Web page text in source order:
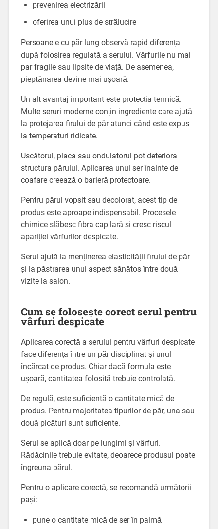
prevenirea electrizării
oferirea unui plus de strălucire
Persoanele cu păr lung observă rapid diferența
după folosirea regulată a serului. Vârfurile nu mai
par fragile sau lipsite de viață. De asemenea,
pieptănarea devine mai ușoară.
Un alt avantaj important este protecția termică.
Multe seruri moderne conțin ingrediente care ajută
la protejarea firului de păr atunci când este expus
la temperaturi ridicate.
Uscătorul, placa sau ondulatorul pot deteriora
structura părului. Aplicarea unui ser înainte de
coafare creează o barieră protectoare.
Pentru părul vopsit sau decolorat, acest tip de
produs este aproape indispensabil. Procesele
chimice slăbesc fibra capilară și cresc riscul
apariției vârfurilor despicate.
Serul ajută la menținerea elasticității firului de păr
și la păstrarea unui aspect sănătos între două
vizite la salon.
Cum se folosește corect serul pentru
vârfuri despicate
Aplicarea corectă a serului pentru vârfuri despicate
face diferența între un păr disciplinat și unul
încărcat de produs. Chiar dacă formula este
ușoară, cantitatea folosită trebuie controlată.
De regulă, este suficientă o cantitate mică de
produs. Pentru majoritatea tipurilor de păr, una sau
două picături sunt suficiente.
Serul se aplică doar pe lungimi și vârfuri.
Rădăcinile trebuie evitate, deoarece produsul poate
îngreuna părul.
Pentru o aplicare corectă, se recomandă următorii
pași:
pune o cantitate mică de ser în palmă